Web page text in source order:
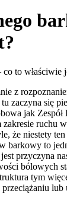
z
zaczyna się
jak Zespół
ruchu
że niestety
barkowy to
przyczyna
bólowych
tym